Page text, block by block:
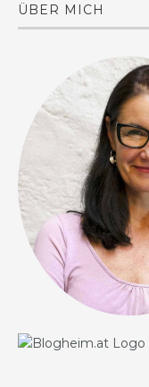
ÜBER MICH